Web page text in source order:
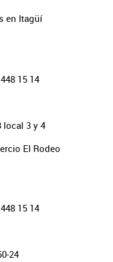
en Itagüí
15 14
local 3 y 4
El Rodeo
15 14
24